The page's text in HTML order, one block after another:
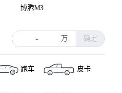
博速
博腾M3
- 万 确定
跑车
皮卡